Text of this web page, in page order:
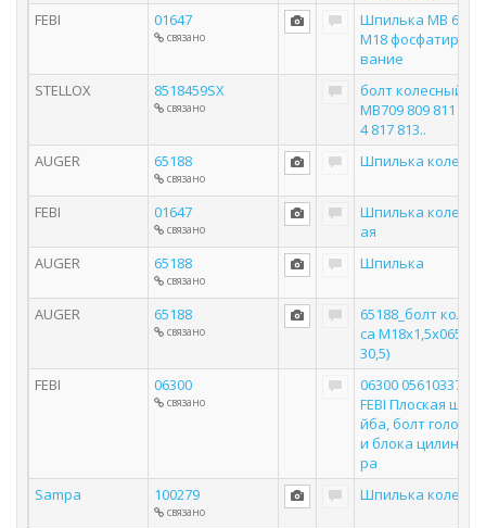
FEBI
01647
связано
Шпилька MB 65*
M18 фосфатиро
вание
STELLOX
8518459SX
связано
болт колесный
MB709 809 811 81
4 817 813..
AUGER
65188
связано
Шпилька колеса
FEBI 01647
связано
Шпилька колесн
ая
AUGER
65188
связано
Шпилька
AUGER 65188
связано
65188_болт коле
са М18х1,5х065(0
30,5)
FEBI
06300
связано
06300 056103377
FEBI Плоская ша
йба, болт головк
и блока цилинд
ра
Sampa
100279
связано
Шпилька колеса